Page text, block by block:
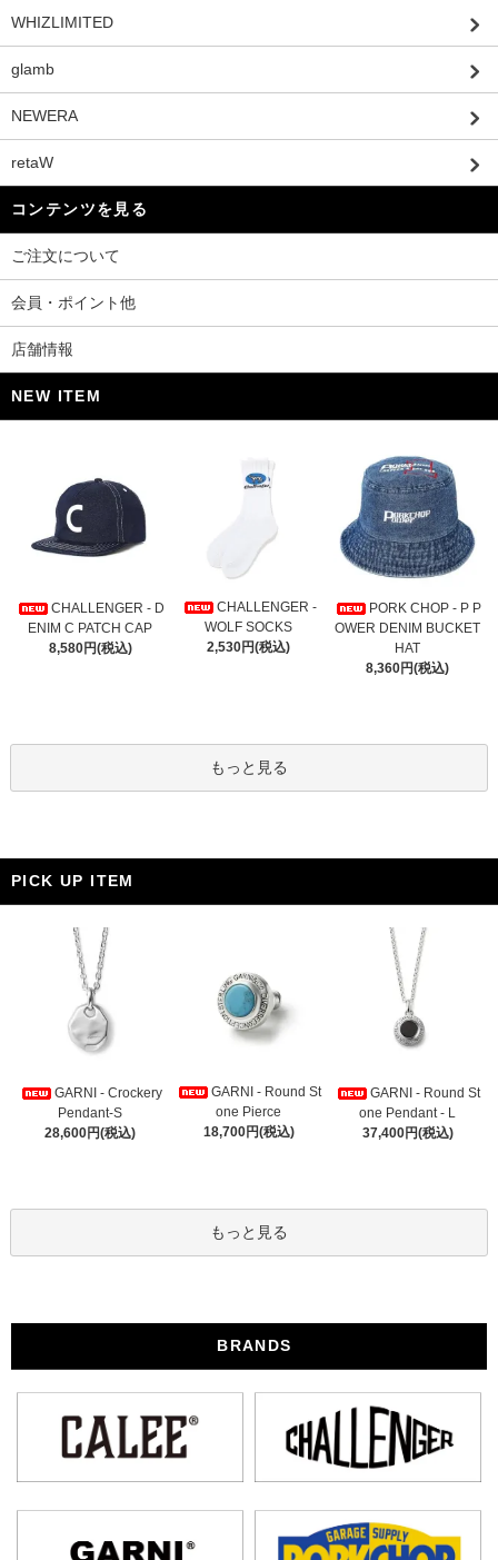
WHIZLIMITED
glamb
NEWERA
retaW
コンテンツを見る
ご注文について
会員・ポイント他
店舗情報
NEW ITEM
CHALLENGER - D
ENIM C PATCH CAP
8,580円(税込)
CHALLENGER -
WOLF SOCKS
2,530円(税込)
PORK CHOP - P P
OWER DENIM BUCKET
HAT
8,360円(税込)
もっと見る
PICK UP ITEM
GARNI - Crockery
Pendant-S
28,600円(税込)
GARNI - Round St
one Pierce
18,700円(税込)
GARNI - Round St
one Pendant - L
37,400円(税込)
もっと見る
BRANDS